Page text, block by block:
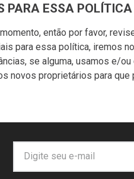
PARA ESSA
então por favor,
para essa política, iremos
se alguma, usamos e/
novos proprietários para